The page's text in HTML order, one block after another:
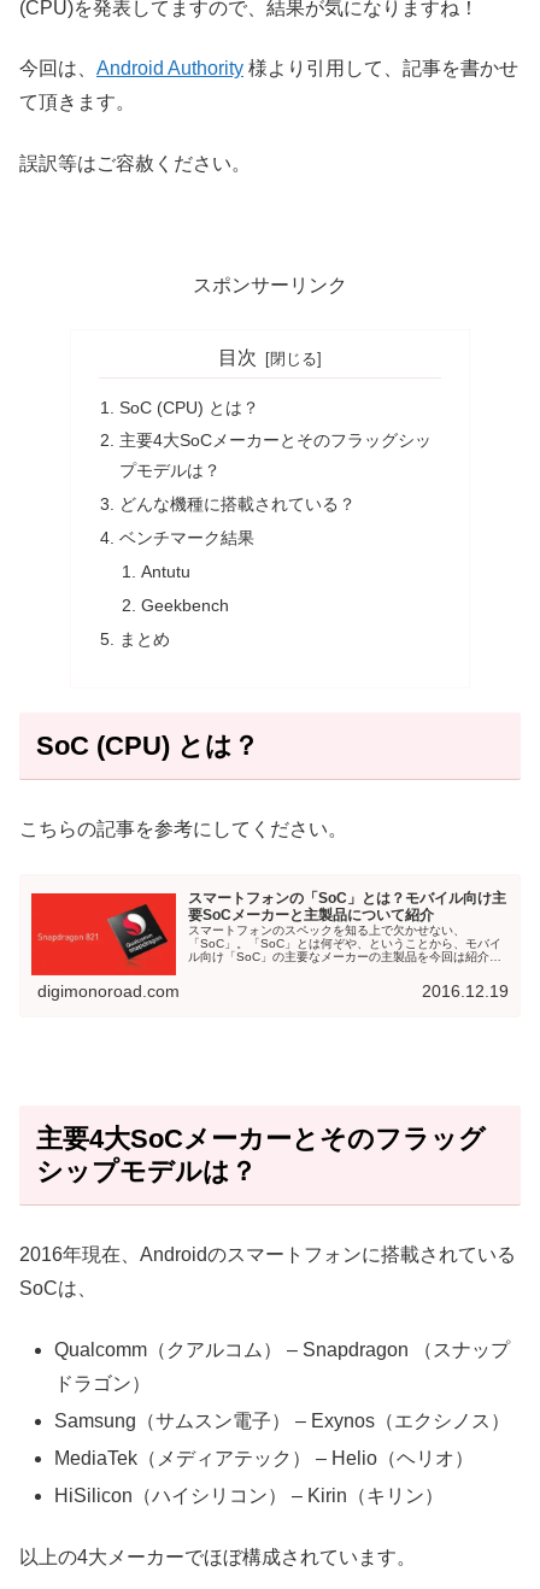
(CPU)を発表してますので、結果が気になりますね！
今回は、 Android Authority 様より引用して、記事を書かせ
て頂きます。
誤訳等はご容赦ください。
スポンサーリンク
目次
SoC (CPU) とは？
主要4大SoCメーカーとそのフラッグシッ
プモデルは？
どんな機種に搭載されている？
ベンチマーク結果
Antutu
Geekbench
まとめ
SoC (CPU) とは？
こちらの記事を参考にしてください。
スマートフォンの「SoC」とは？モバイル向け主
要SoCメーカーと主製品について紹介
スマートフォンのスペックを知る上で欠かせない、
「SoC」。「SoC」とは何ぞや、ということから、モバイ
ル向け「SoC」の主要なメーカーの主製品を今回は紹介し
digimonoroad.com 2016.12.19
主要4大SoCメーカーとそのフラッグ
シップモデルは？
2016年現在、Androidのスマートフォンに搭載されている
SoCは、
Qualcomm（クアルコム） – Snapdragon （スナップ
ドラゴン）
Samsung（サムスン電子） – Exynos （エクシノス）
MediaTek（メディアテック） – Helio（ヘリオ）
HiSilicon（ハイシリコン） – Kirin（キリン）
以上の4大メーカーでほぼ構成されています。